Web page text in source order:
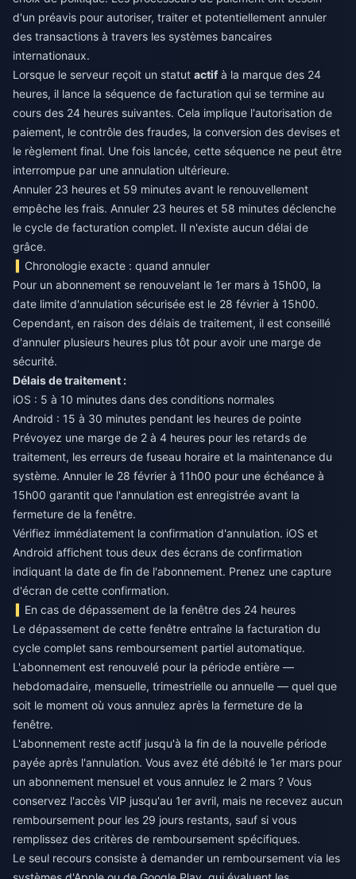
d'un préavis pour autoriser, traiter et potentiellement annuler
des transactions à travers les systèmes bancaires
internationaux.
Lorsque le serveur reçoit un statut actifà la marque des 24
heures, il lance la séquence de facturation qui se termine au
cours des 24 heures suivantes. Cela implique l'autorisation de
paiement, le contrôle des fraudes, la conversion des devises et
le règlement final. Une fois lancée, cette séquence ne peut être
interrompue par une annulation ultérieure.
Annuler 23 heures et 59 minutes avant le renouvellement
empêche les frais. Annuler 23 heures et 58 minutes déclenche
le cycle de facturation complet. Il n'existe aucun délai de
grâce.
Chronologie exacte : quand annuler
Pour un abonnement se renouvelant le 1er mars à 15h00, la
date limite d'annulation sécurisée est le 28 février à 15h00.
Cependant, en raison des délais de traitement, il est conseillé
d'annuler plusieurs heures plus tôt pour avoir une marge de
sécurité.
Délais de traitement :
iOS : 5 à 10 minutes dans des conditions normales
Android : 15 à 30 minutes pendant les heures de pointe
Prévoyez une marge de 2 à 4 heures pour les retards de
traitement, les erreurs de fuseau horaire et la maintenance du
système. Annuler le 28 février à 11h00 pour une échéance à
15h00 garantit que l'annulation est enregistrée avant la
fermeture de la fenêtre.
Vérifiez immédiatement la confirmation d'annulation. iOS et
Android affichent tous deux des écrans de confirmation
indiquant la date de fin de l'abonnement. Prenez une capture
d'écran de cette confirmation.
En cas de dépassement de la fenêtre des 24 heures
Le dépassement de cette fenêtre entraîne la facturation du
cycle complet sans remboursement partiel automatique.
L'abonnement est renouvelé pour la période entière —
hebdomadaire, mensuelle, trimestrielle ou annuelle — quel que
soit le moment où vous annulez après la fermeture de la
fenêtre.
L'abonnement reste actif jusqu'à la fin de la nouvelle période
payée après l'annulation. Vous avez été débité le 1er mars pour
un abonnement mensuel et vous annulez le 2 mars ? Vous
conservez l'accès VIP jusqu'au 1er avril, mais ne recevez aucun
remboursement pour les 29 jours restants, sauf si vous
remplissez des critères de remboursement spécifiques.
Le seul recours consiste à demander un remboursement via les